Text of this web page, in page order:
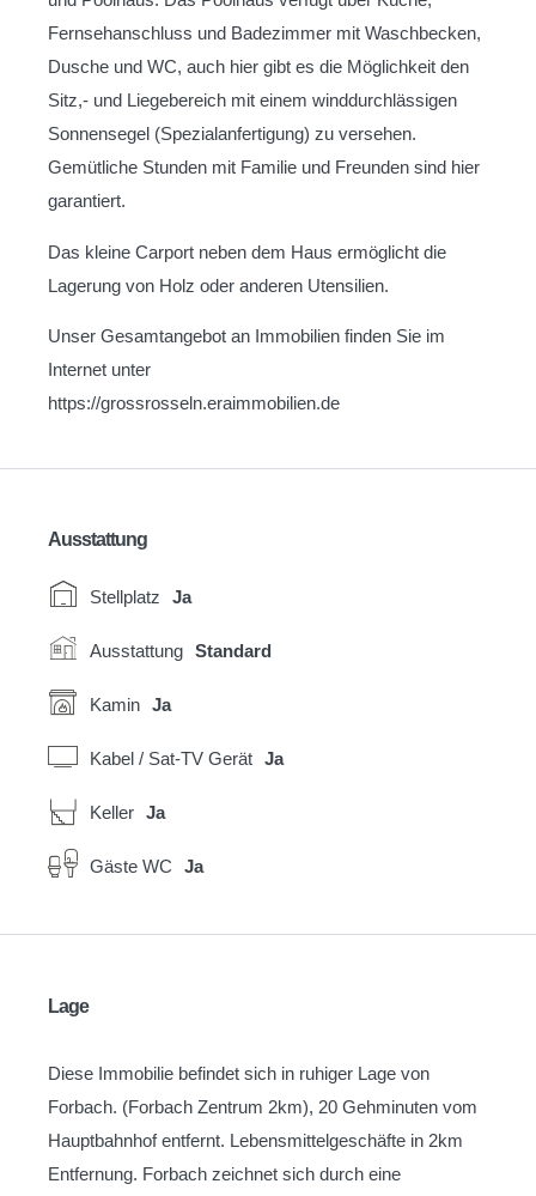
Fernsehanschluss und Badezimmer mit Waschbecken,
Dusche und WC, auch hier gibt es die Möglichkeit den
Sitz,- und Liegebereich mit einem winddurchlässigen
Sonnensegel (Spezialanfertigung) zu versehen.
Gemütliche Stunden mit Familie und Freunden sind hier
garantiert.
Das kleine Carport neben dem Haus ermöglicht die
Lagerung von Holz oder anderen Utensilien.
Unser Gesamtangebot an Immobilien finden Sie im
Internet unter
https://grossrosseln.eraimmobilien.de
Ausstattung
Stellplatz Ja
Ausstattung Standard
Kamin Ja
Kabel / Sat-TV Gerät Ja
Keller Ja
Gäste WC Ja
Lage
Diese Immobilie befindet sich in ruhiger Lage von
Forbach. (Forbach Zentrum 2km), 20 Gehminuten vom
Hauptbahnhof entfernt. Lebensmittelgeschäfte in 2km
Entfernung. Forbach zeichnet sich durch eine